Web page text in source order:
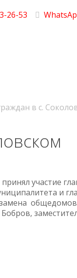
26-53
в с.
участие
и